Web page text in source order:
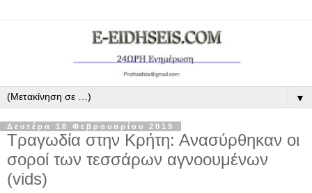
▼
Δευτέρα 18 Φεβρουαρίου 2019
Τραγωδία στην Κρήτη: Ανασύρθηκαν οι
σοροί των τεσσάρων αγνοουμένων
(vids)